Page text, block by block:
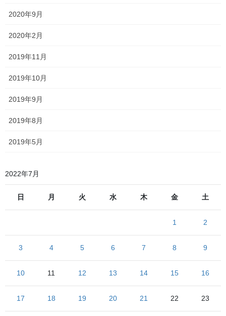
沿道には当たり前のように連なる
こそこあるものの、民家や建物に人の生活しているような痕跡が
夕張中心部に入ってもセイコーマートとcoopの明かりこそついて
いますが停まっている車はそこまでおらず、清水沢に入るころに
「あ、3軒目のセイコマだ！！」なんていうのが楽しみに
なるくらいに廃墟が目立つ有様です
先にも書いたとおり通過する車はそこそこいるので、
2020年9月
2020年2月
2019年11月
2019年10月
2019年9月
2019年8月
2019年5月
2022年7月
日 月 火 水 木 金 土
1 2
3 4 5 6 7 8 9
10 11 12 13 14 15 16
17 18 19 20 21 22 23